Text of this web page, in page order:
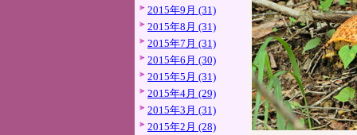
2015年9月 (31)
2015年8月 (31)
2015年7月 (31)
2015年6月 (30)
2015年5月 (31)
2015年4月 (29)
2015年3月 (31)
2015年2月 (28)